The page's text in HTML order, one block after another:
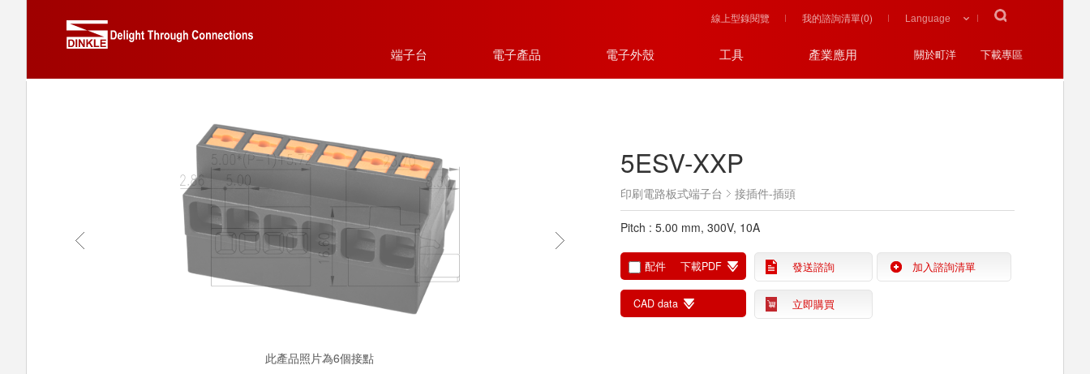
線上型錄閱覽 我的諮詢清單(0)
端子台 電子產品 電子外殼 工具 產業應用 關於町洋 下載專區
此產品照片為6個接點
5ESV-XXP
印刷電路板式端子台 接插件-插頭
Pitch : 5.00 mm, 300V, 10A
配件 下載PDF 發送諮詢 加入諮詢清單
CAD data 立即購買